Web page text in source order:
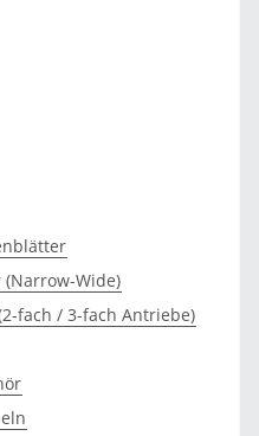
Wide)
fach / 3-fach Antriebe)